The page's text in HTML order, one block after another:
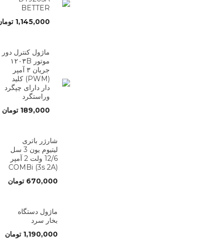
BETTER
1,145,000
ماژول کنترل دور
موتور ۱۲۰۳B
جریان ۳ آمپر
(PWM) کلید
دار دارای چپگرد
وراستگرد
189,000 تومان
شارژر باتری
لیتیوم یون 3 سل
12/6 ولت 2 آمپر
(3s 2A) COMBi
670,000 تومان
ماژول دستگاه
بخار سرد
1,190,000 تومان